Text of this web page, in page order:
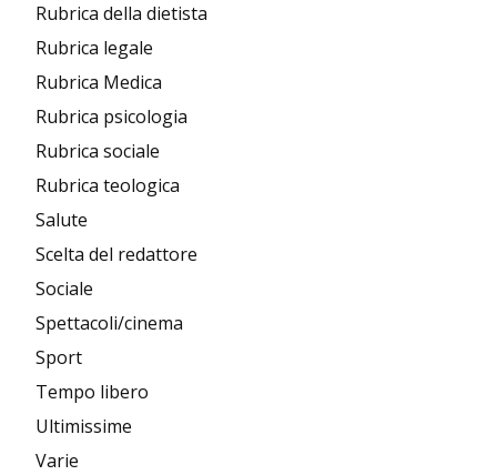
Rubrica della dietista
Rubrica legale
Rubrica Medica
Rubrica psicologia
Rubrica sociale
Rubrica teologica
Salute
Scelta del redattore
Sociale
Spettacoli/cinema
Sport
Tempo libero
Ultimissime
Varie